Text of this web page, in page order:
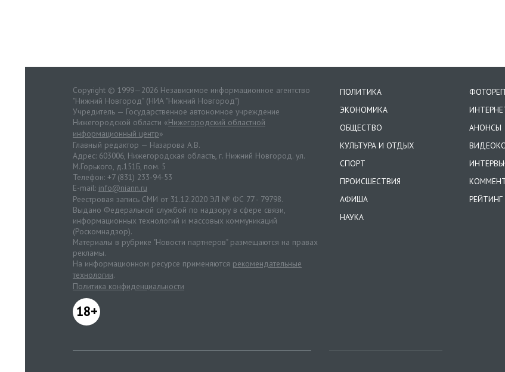
Copyright © 1999—2026 Независимое информационное агентство
"Нижний Новгород" (НИА "Нижний Новгород")
Учредитель — Государственное автономное учреждение
Нижегородской области «Нижегородский областной
информационный центр»
Главный редактор — Назарова А.В.
Адрес: 603006, Нижегородская область, г. Нижний Новгород. ул.
М.Горького, д.151Б, пом. 5
Телефон: +7 (831) 233-94-53
E-mail: info@niann.ru
Реестровая запись СМИ от 31.12.2020 ЭЛ № ФС 77 - 79798.
Выдано Федеральной службой по надзору в сфере связи,
информационных технологий и массовых коммуникаций
(Роскомнадзор).
Материалы в рубрике "Новости партнеров" размещаются на правах
рекламы.
На информационном ресурсе применяются рекомендательные
технологии.
Политика конфиденциальности
18+
ПОЛИТИКА
ЭКОНОМИКА
ОБЩЕСТВО
КУЛЬТУРА И ОТДЫХ
СПОРТ
ПРОИСШЕСТВИЯ
АФИША
НАУКА
АНОНСЫ